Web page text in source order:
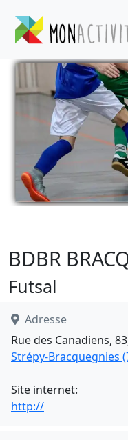
BDBR
Futsal
Adresse
Rue des Canadiens,
Strépy-Bracquegnies
Site internet:
http://